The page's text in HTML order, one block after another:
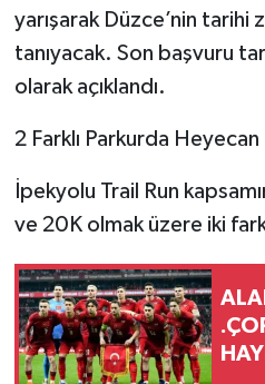
yarışarak Düzce’nin tarihi
tanıyacak. Son başvuru
olarak açıklandı.
2 Farklı Parkurda Heyecan
İpekyolu Trail Run
ve 20K olmak üzere iki